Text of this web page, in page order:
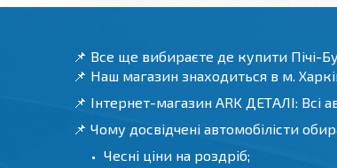
📌 Все ще вибираєте де купити Пічі-
📌 Наш магазин знаходиться в м.
📌 Інтернет-магазин ARK ДЕТАЛІ: Всі
📌 Чому досвідчені автомобілісти
Чесні ціни на роздріб;